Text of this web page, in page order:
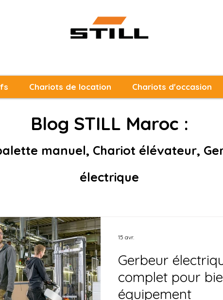
Chariots de location Chariots d'occasion
Blog STILL Maroc :
manuel, Chariot élévateur,
électrique
Gerbeur
complet pour
équipement
15 avr.